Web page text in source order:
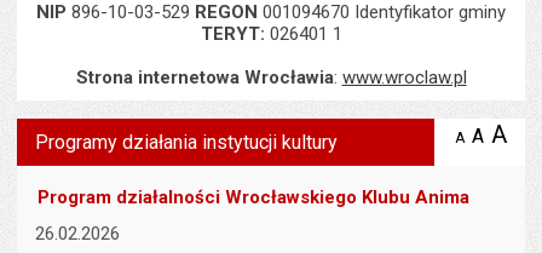
NIP 896-10-03-529 REGON 001094670 Identyfikator gminy
TERYT: 026401 1
Strona internetowa Wrocławia: www.wroclaw.pl
Wyświetlono artykuł "Programy działania instytucji kultury".
Programy działania instytucji kultury A zmniejsz
A A
Program działalności Wrocławskiego Klubu Anima
26.02.2026